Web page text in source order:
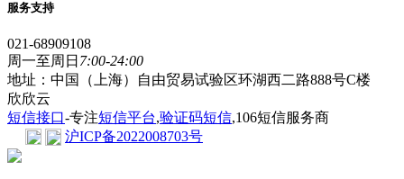
服务支持
021-68909108
周一至周日 7:00-24:00
地址：中国（上海）自由贸易试验区环湖西二路888号C楼
欣欣云
短信接口-专注短信平台,验证码短信,106短信服务商
沪ICP备2022008703号